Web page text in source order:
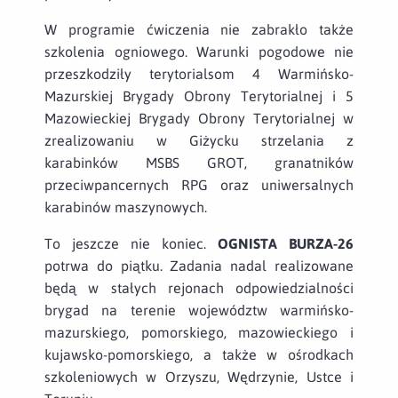
W programie ćwiczenia nie zabrakło także
szkolenia ogniowego. Warunki pogodowe nie
przeszkodziły terytorialsom 4 Warmińsko-
Mazurskiej Brygady Obrony Terytorialnej i 5
Mazowieckiej Brygady Obrony Terytorialnej w
zrealizowaniu w Giżycku strzelania z
karabinków MSBS GROT, granatników
przeciwpancernych RPG oraz uniwersalnych
karabinów maszynowych.
To jeszcze nie koniec. OGNISTA BURZA-26
potrwa do piątku. Zadania nadal realizowane
będą w stałych rejonach odpowiedzialności
brygad na terenie województw warmińsko-
mazurskiego, pomorskiego, mazowieckiego i
kujawsko-pomorskiego, a także w ośrodkach
szkoleniowych w Orzyszu, Wędrzynie, Ustce i